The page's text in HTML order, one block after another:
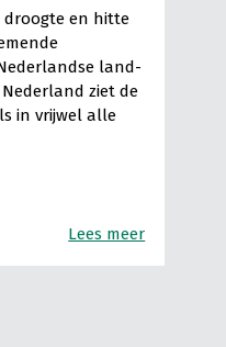
droogte en hitte
land-
ziet de
in vrijwel alle
Lees meer